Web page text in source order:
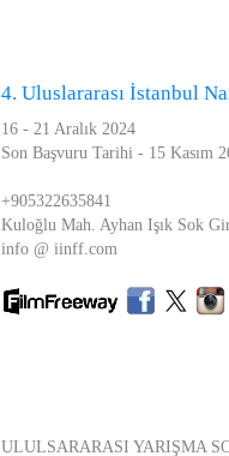
4. Uluslararası İstanbul
16 - 21 Aralık 2024
Son Başvuru Tarihi - 15 Kasım
+905322635841
Kuloğlu Mah. Ayhan Işık Sok
info @ iinff.com
ULULSARARASI YARIŞMA